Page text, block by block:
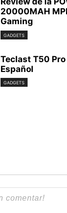
20000MAH
Gaming
GADGETS
Teclast T50
Español
GADGETS